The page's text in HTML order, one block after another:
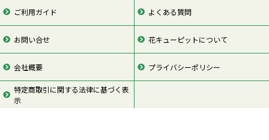
ご利用ガイド よくある質問
お問い合せ 花キューピットについて
会社概要 プライバシーポリシー
特定商取引に関する法律に基づく表
示